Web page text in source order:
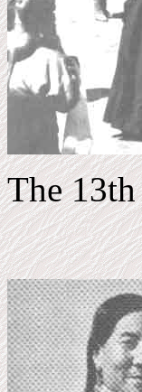
The